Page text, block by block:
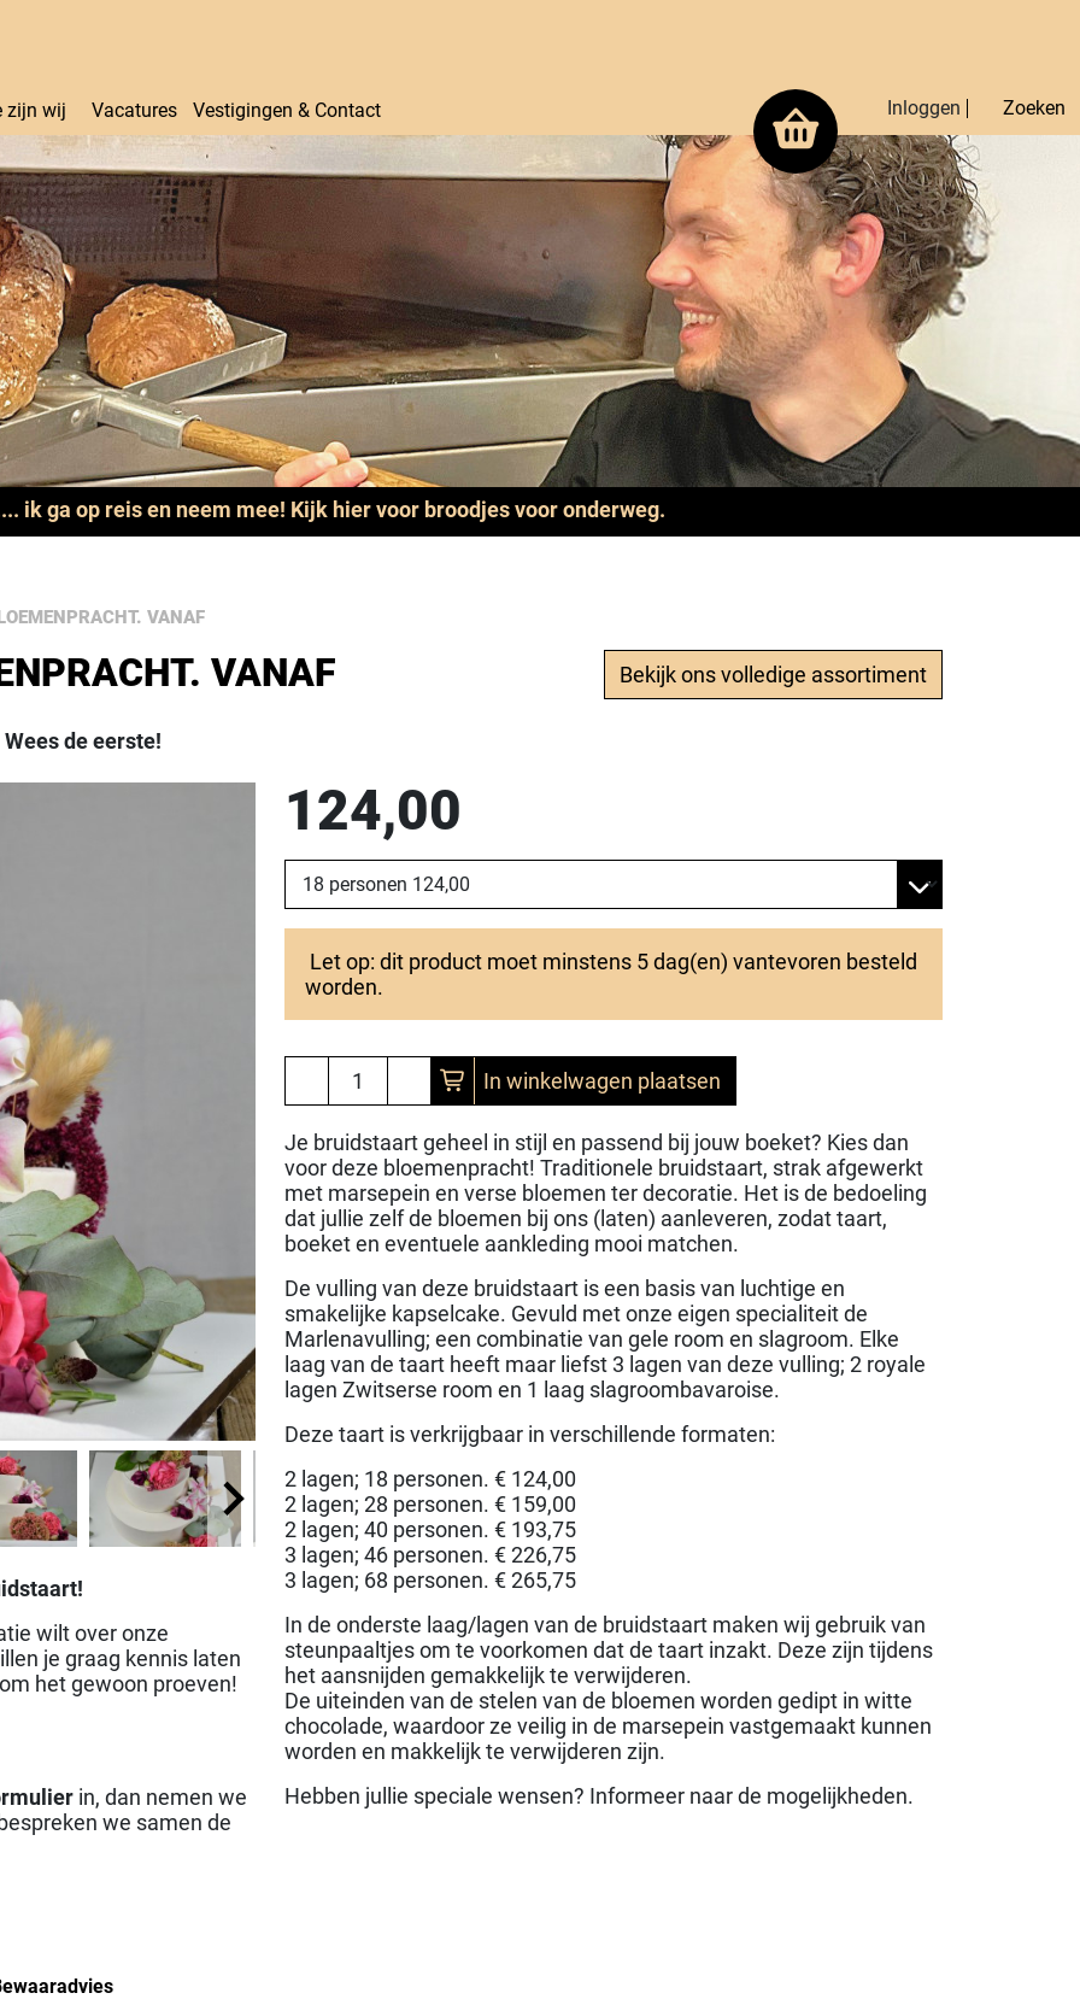
zijn wij Vacatures Vestigingen & Contact Inloggen Zoeken
ik ga op reis en neem mee! Kijk hier voor broodjes voor onderweg.
VANAF
VANAF Bekijk ons volledige assortiment
Wees de eerste!
wilt over onze
je graag kennis laten
het gewoon proeven!
in, dan nemen we
we samen de
124,00
Let op: dit product moet minstens 5 dag(en) vantevoren besteld
worden.
In winkelwagen plaatsen
Je bruidstaart geheel in stijl en passend bij jouw boeket? Kies dan
voor deze bloemenpracht! Traditionele bruidstaart, strak afgewerkt
met marsepein en verse bloemen ter decoratie. Het is de bedoeling
dat jullie zelf de bloemen bij ons (laten) aanleveren, zodat taart,
boeket en eventuele aankleding mooi matchen.
De vulling van deze bruidstaart is een basis van luchtige en
smakelijke kapselcake. Gevuld met onze eigen specialiteit de
Marlenavulling; een combinatie van gele room en slagroom. Elke
laag van de taart heeft maar liefst 3 lagen van deze vulling; 2 royale
lagen Zwitserse room en 1 laag slagroombavaroise.
Deze taart is verkrijgbaar in verschillende formaten:
2 lagen; 18 personen. € 124,00
2 lagen; 28 personen. € 159,00
2 lagen; 40 personen. € 193,75
3 lagen; 46 personen. € 226,75
3 lagen; 68 personen. € 265,75
In de onderste laag/lagen van de bruidstaart maken wij gebruik van
steunpaaltjes om te voorkomen dat de taart inzakt. Deze zijn tijdens
het aansnijden gemakkelijk te verwijderen.
De uiteinden van de stelen van de bloemen worden gedipt in witte
chocolade, waardoor ze veilig in de marsepein vastgemaakt kunnen
worden en makkelijk te verwijderen zijn.
Hebben jullie speciale wensen? Informeer naar de mogelijkheden.